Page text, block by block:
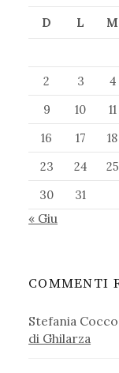
D L M
2
3 4
9
10 11
16
17 18
23
24 25
30
31
« Giu
COMMENTI
Stefania Cocco
di Ghilarza